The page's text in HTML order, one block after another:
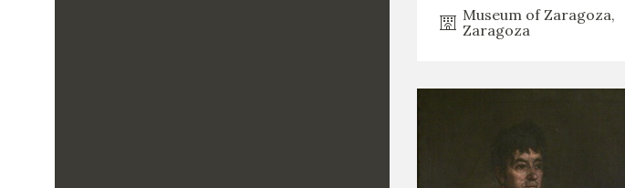
Museum of Zaragoza,
Zaragoza